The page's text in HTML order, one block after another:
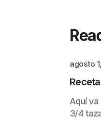
agosto
Aquí
3/4